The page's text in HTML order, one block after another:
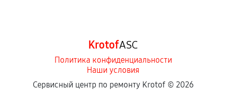
KrotofASC
Политика конфиденциальности
Наши условия
Сервисный центр по ремонту Krotof © 2026